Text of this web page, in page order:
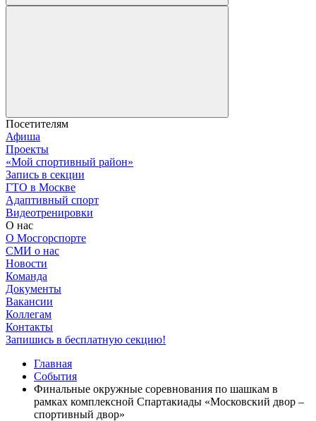
Посетителям
Афиша
Проекты
«Мой спортивный район»
Запись в секции
ГТО в Москве
Адаптивный спорт
Видеотренировки
О нас
О Мосгорспорте
СМИ о нас
Новости
Команда
Документы
Вакансии
Коллегам
Контакты
Запишись в бесплатную секцию!
Главная
События
Финальные окружные соревнования по шашкам в
рамках комплексной Спартакиады «Московский двор –
спортивный двор»